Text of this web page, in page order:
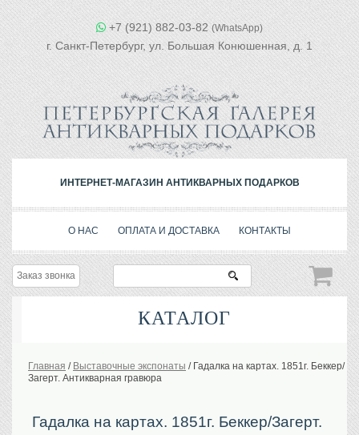
+7 (921) 882-03-82 (WhatsApp)
г. Санкт-Петербург, ул. Большая Конюшенная, д. 1
ИНТЕРНЕТ-МАГАЗИН АНТИКВАРНЫХ ПОДАРКОВ
О НАС ОПЛАТА И ДОСТАВКА КОНТАКТЫ
Заказ звонка
КАТАЛОГ
История Российской империи. Обычаи
Предметы VIP
Главная / Выставочные экспонаты / Гадалка на картах. 1851г. Беккер/
Загерт. Антикварная гравюра
Гадалка на картах. 1851г. Беккер/Загерт.